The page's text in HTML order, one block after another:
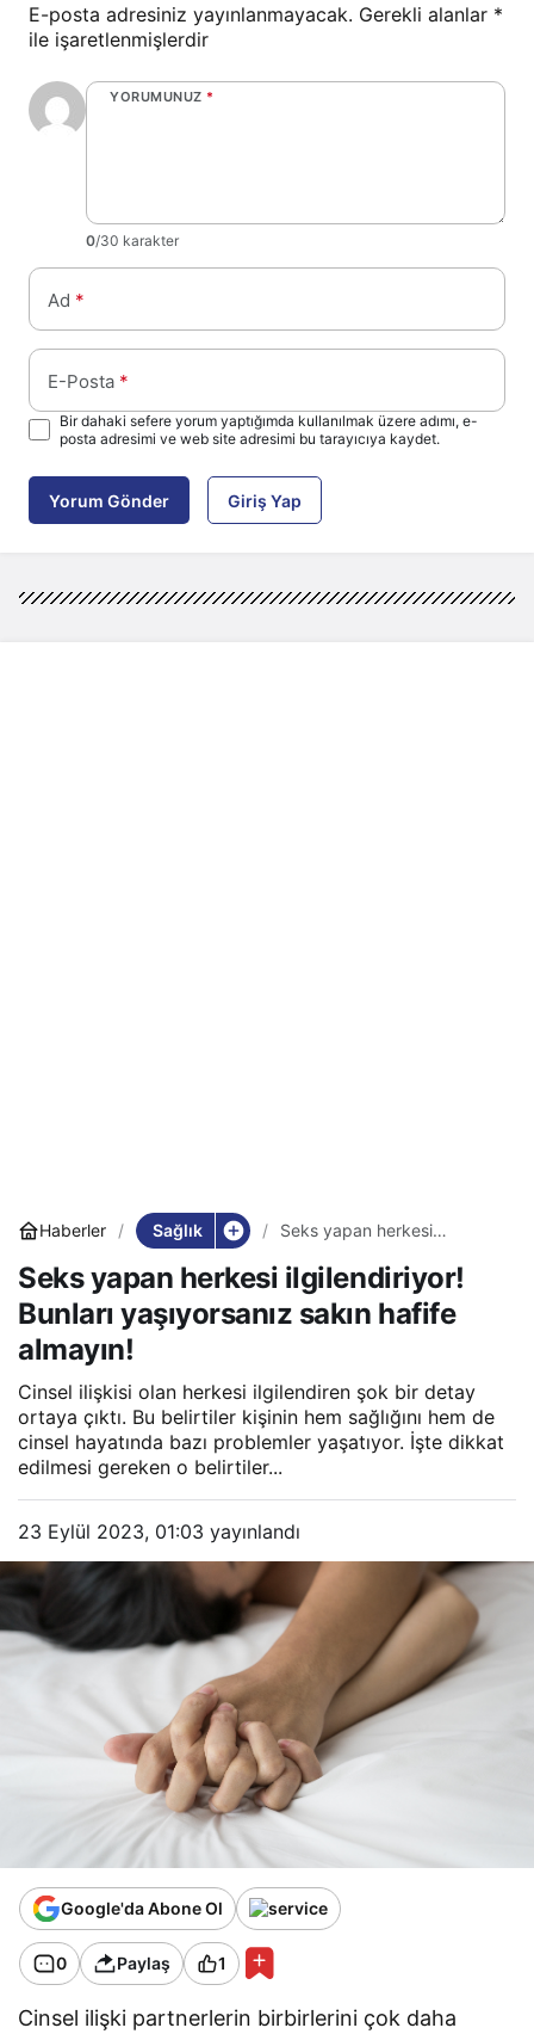
E-posta adresiniz yayınlanmayacak. Gerekli alanlar *
ile işaretlenmişlerdir
YORUMUNUZ *
0/30 karakter
Ad *
E-Posta *
Bir dahaki sefere yorum yaptığımda kullanılmak üzere adımı, e-
posta adresimi ve web site adresimi bu tarayıcıya kaydet.
Yorum Gönder Giriş Yap
Haberler Sağlık
Seks yapan herkesi
yaşıyorsanız sakın hafife
almayın!
Seks yapan herkesi ilgilendiriyor!
Bunları yaşıyorsanız sakın hafife
almayın!
Cinsel ilişkisi olan herkesi ilgilendiren şok bir detay
ortaya çıktı. Bu belirtiler kişinin hem sağlığını hem de
cinsel hayatında bazı problemler yaşatıyor. İşte dikkat
edilmesi gereken o belirtiler...
23 Eylül 2023, 01:03 yayınlandı
Google'da Abone Ol
0 Paylaş 1
Cinsel ilişki partnerlerin birbirlerini çok daha